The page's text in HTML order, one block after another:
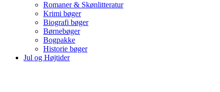
Romaner & Skønlitteratur
Krimi bøger
Biografi bøger
Børnebøger
Bogpakke
Historie bøger
Jul og Højtider